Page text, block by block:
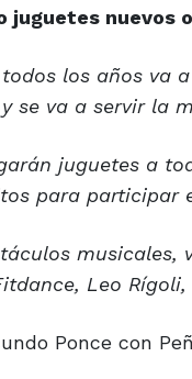
juguetes nuevos
los años va
se va a servir la
juguetes a
para participar
musicales,
Leo
Ponce con